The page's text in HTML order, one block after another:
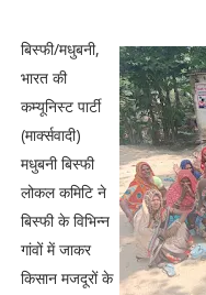
बिस्फी/मधुबनी,
भारत की
कम्यूनिस्ट पार्टी
(मार्क्सवादी)
मधुबनी बिस्फी
लोकल कमिटि ने
बिस्फी के विभिन्न
गांवों में जाकर
किसान मजदूरों के